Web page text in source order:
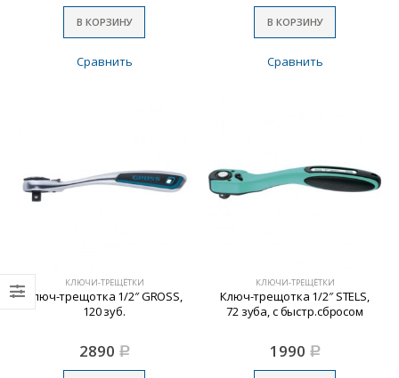
В КОРЗИНУ
Сравнить
В КОРЗИНУ
Сравнить
КЛЮЧИ-ТРЕЩЁТКИ
Ключ-трещотка 1/2″ GROSS,
120 зуб.
2890 Р
КЛЮЧИ-ТРЕЩЁТКИ
Ключ-трещотка 1/2″ STELS,
72 зуба, с быстр.сбросом
1990 Р